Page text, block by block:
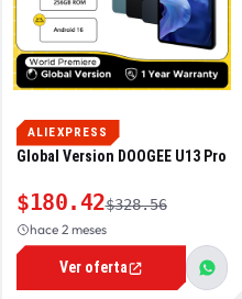
ALIEXPRESS
Global Version DOOGEE U13 Pro
$180.42$328.56
hace 2 meses
Ver oferta